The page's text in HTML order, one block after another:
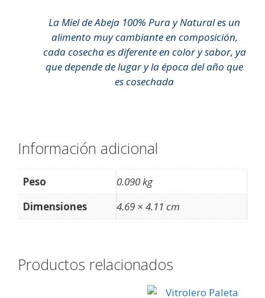
La Miel de Abeja 100% Pura y Natural es un
alimento muy cambiante en composición,
cada cosecha es diferente en color y sabor, ya
que depende de lugar y la época del año que
es cosechada
Información adicional
Peso
0.090 kg
Dimensiones
4.69 × 4.11 cm
Productos relacionados